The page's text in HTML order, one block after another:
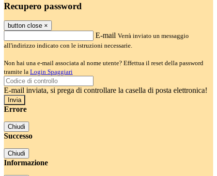
Recupero password
button close ×
E-mail Verrà inviato un messaggio
all'indirizzo indicato con le istruzioni necessarie.
Non hai una e-mail associata al nome utente? Effettua il reset della password
tramite la Login Spaggiari
E-mail inviata, si prega di controllare la casella di posta elettronica!
Errore
Chiudi
Successo
Chiudi
Informazione